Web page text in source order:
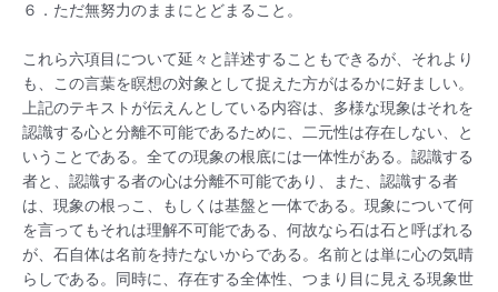
６．ただ無努力のままにとどまること。
これら六項目について延々と詳述することもできるが、それより
も、この言葉を瞑想の対象として捉えた方がはるかに好ましい。
上記のテキストが伝えんとしている内容は、多様な現象はそれを
認識する心と分離不可能であるために、二元性は存在しない、と
いうことである。全ての現象の根底には一体性がある。認識する
者と、認識する者の心は分離不可能であり、また、認識する者
は、現象の根っこ、もしくは基盤と一体である。現象について何
を言ってもそれは理解不可能である、何故なら石は石と呼ばれる
が、石自体は名前を持たないからである。名前とは単に心の気晴
らしである。同時に、存在する全体性、つまり目に見える現象世